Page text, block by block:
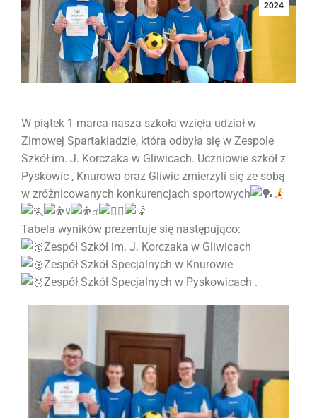
2024
W piątek 1 marca nasza szkoła wzięła udział w
Zimowej Spartakiadzie, która odbyła się w Zespole
Szkół im. J. Korczaka w Gliwicach. Uczniowie szkół z
Pyskowic , Knurowa oraz Gliwic zmierzyli się ze sobą
w zróżnicowanych konkurencjach sportowych
Tabela wyników prezentuje się następująco:
Zespół Szkół im. J. Korczaka w Gliwicach
Zespół Szkół Specjalnych w Knurowie
Zespół Szkół Specjalnych w Pyskowicach .